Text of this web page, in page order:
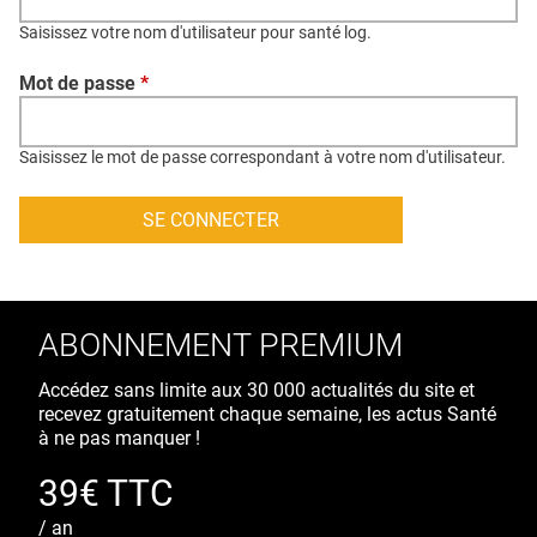
CONTACT
CRÉDITS
Saisissez votre nom d'utilisateur pour santé log.
Mot de passe *
Saisissez le mot de passe correspondant à votre nom d'utilisateur.
ABONNEMENT PREMIUM
Accédez sans limite aux 30 000 actualités du site et
recevez gratuitement chaque semaine, les actus Santé
à ne pas manquer !
39€ TTC
/ an